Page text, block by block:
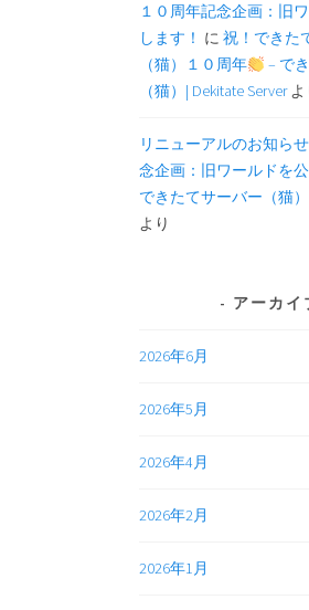
１０周年記念企画：旧
します！ に 祝！できた
（猫）１０周年
– で
（猫）| Dekitate Serverよ
リニューアルのお知らせ
念企画：旧ワールドを
できたてサーバー（猫）
より
アーカイ
2026年6月
2026年5月
2026年4月
2026年2月
2026年1月